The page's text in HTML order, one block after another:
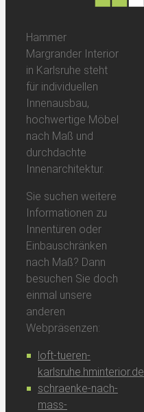
Hammer
Margrander Interior
in Karlsruhe steht
für individuellen
Innenausbau,
hochwertige Möbel
nach Maß und
durchdachte
Innenarchitektur.
Sie suchen weitere
Informationen zu
Innentüren oder
Einbauschränken
nach Maß? Dann
besuchen Sie doch
einmal unsere
anderen
Webpräsenzen:
loft-tueren-
karlsruhe.hminterior.de
schraenke-nach-
mass-